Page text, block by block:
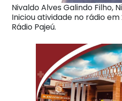
Nivaldo Alves Galindo Filho,
Iniciou atividade no rádio em
Rádio Pajeú.